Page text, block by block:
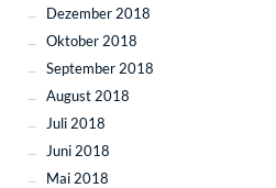
Dezember 2018
Oktober 2018
September 2018
August 2018
Juli 2018
Juni 2018
Mai 2018